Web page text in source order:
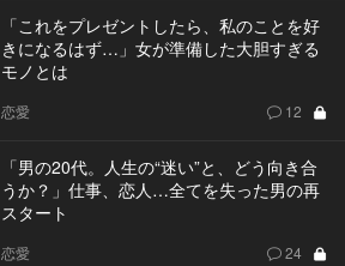
「これをプレゼントしたら、私のことを好
きになるはず…」女が準備した大胆すぎる
モノとは
恋愛 12
「男の20代。人生の“迷い”と、どう向き合
うか？」仕事、恋人…全てを失った男の再
スタート
恋愛 24